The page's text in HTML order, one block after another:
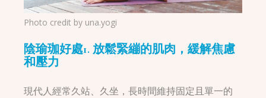
Photo credit by una.yogi
陰瑜珈好處1. 放鬆緊繃的肌肉，緩解焦慮
和壓力
現代人經常久站、久坐，長時間維持固定且單一的